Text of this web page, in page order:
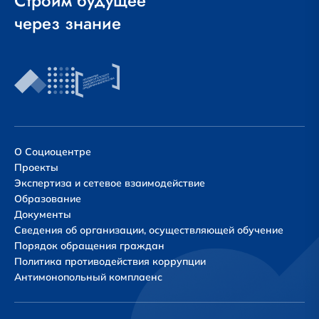
через знание
О Социоцентре
Проекты
Экспертиза и сетевое взаимодействие
Образование
Документы
Сведения об организации, осуществляющей обучение
Порядок обращения граждан
Политика противодействия коррупции
Антимонопольный комплаенс